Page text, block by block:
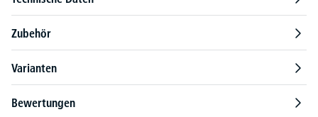
Zubehör
Varianten
Bewertungen